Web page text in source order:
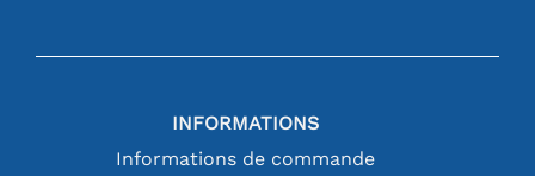
INFORMATIONS
Informations de commande